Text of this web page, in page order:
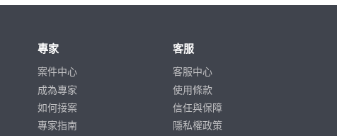
專家
案件中心
成為專家
如何接案
專家指南
客服
客服中心
使用條款
信任與保障
隱私權政策